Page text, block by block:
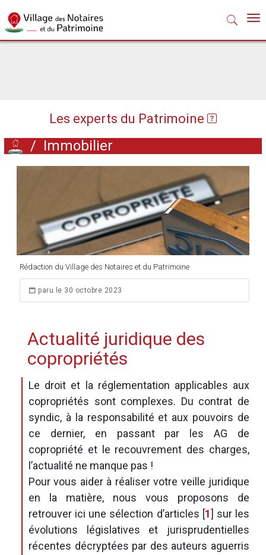
Les experts du Patrimoine
/ Immobilier
Rédaction du Village des Notaires et du Patrimoine
paru le 30 octobre 2023
Actualité juridique des
copropriétés
Le droit et la réglementation applicables aux
copropriétés sont complexes. Du contrat de
syndic, à la responsabilité et aux pouvoirs de
ce dernier, en passant par les AG de
copropriété et le recouvrement des charges,
l’actualité ne manque pas !
Pour vous aider à réaliser votre veille juridique
en la matière, nous vous proposons de
retrouver ici une sélection d’articles [1] sur les
évolutions législatives et jurisprudentielles
récentes décryptées par des auteurs aguerris